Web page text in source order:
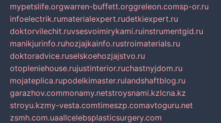
mypetslife.orgwarren-buffett.orggreleon.comsp-or.ru
infoelectrik.rumaterialexpert.rudetkiexpert.ru
doktorvilechit.ruvsesvoimirykami.ruinstrumentgid.ru
manikjurinfo.ruhozjajkainfo.rustroimaterials.ru
doktoradvice.ruselskoehozjajstvo.ru
otopleniehouse.rujustinterior.ruchastnyjdom.ru
mojateplica.rupodelkimaster.rulandshaftblog.ru
garazhov.commonamy.netstroysnami.kzlcna.kz
stroyu.kzmy-vesta.comtimeszp.comavtoguru.net
zsmh.com.uaallcelebsplasticsurgery.com